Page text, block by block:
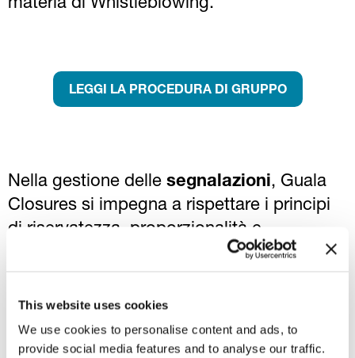
This website uses cookies
We use cookies to personalise content and ads, to
provide social media features and to analyse our traffic.
materia di Whistleblowing.
LEGGI LA PROCEDURA DI GRUPPO
Nella gestione delle segnalazioni, Guala
Closures si impegna a rispettare i principi
di riservatezza, proporzionalità e
imparzialità, a riconoscere la buona fede
Guala Closures non tollera alcuna forma di
minaccia, ritorsione o discriminazione,
anche solo tentata nei confronti dei